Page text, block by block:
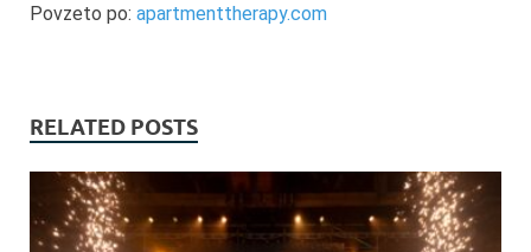
Povzeto po: apartmenttherapy.com
RELATED POSTS